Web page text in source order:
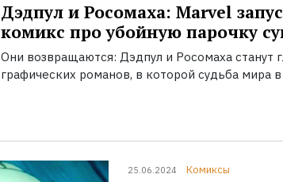
Дэдпул и Росомаха: Marvel
комикс про убойную парочку
Они возвращаются: Дэдпул и Росомаха станут
графических романов, в которой судьба мира в
25.06.2024 Комиксы